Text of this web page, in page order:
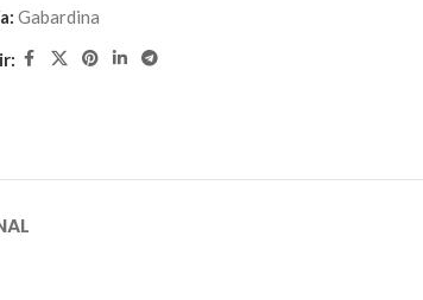
Gabardina